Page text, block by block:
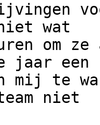
wat
om
jaar een
mij te
niet